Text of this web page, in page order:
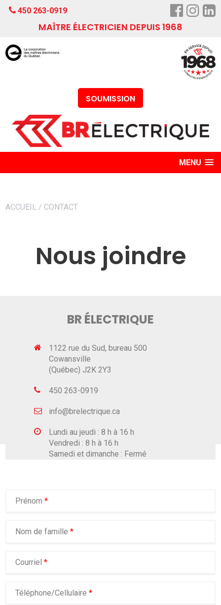
450 263-0919
MAÎTRE ÉLECTRICIEN DEPUIS 1968
SOUMISSION
MENU
ACCUEIL / CONTACT
Nous joindre
BR ÉLECTRIQUE
1122 rue du Sud, bureau 500
Cowansville
(Québec) J2K 2Y3
450 263-0919
info@brelectrique.ca
Lundi au jeudi : 8 h à 16 h
Vendredi : 8 h à 16 h
Samedi et dimanche : Fermé
Prénom *
Nom de famille *
Courriel *
Téléphone/Cellulaire *